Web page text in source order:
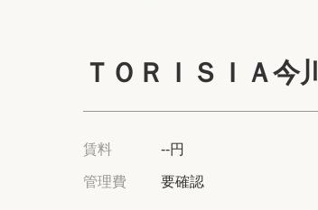
ＴＯＲＩＳＩＡ今川
賃料 --円
管理費 要確認